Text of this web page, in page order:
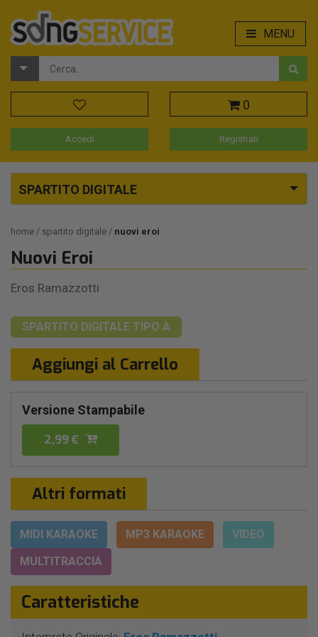
MENU
0
Accedi Registrati
SPARTITO DIGITALE
home spartito digitale nuovi eroi
Nuovi Eroi
Eros Ramazzotti
SPARTITO DIGITALE TIPO A
Aggiungi al Carrello
Versione Stampabile
2,99 €
Altri formati
MIDI KARAOKE MP3 KARAOKE
VIDEO
MULTITRACCIA
Caratteristiche